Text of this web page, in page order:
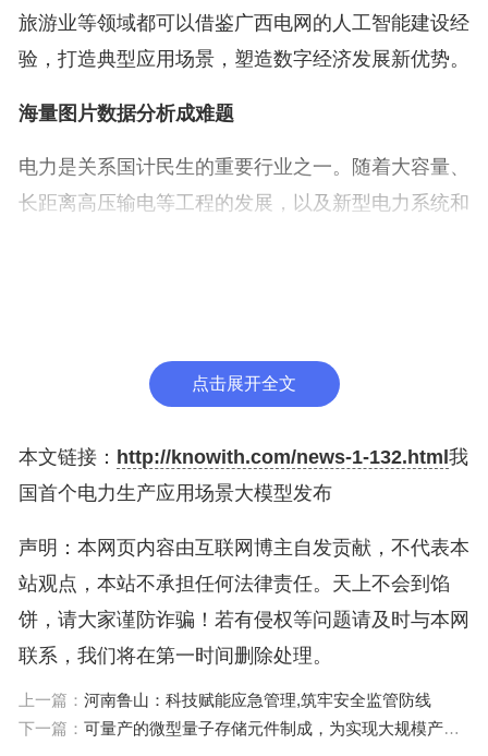
旅游业等领域都可以借鉴广西电网的人工智能建设经
验，打造典型应用场景，塑造数字经济发展新优势。
海量图片数据分析成难题
电力是关系国计民生的重要行业之一。随着大容量、
长距离高压输电等工程的发展，以及新型电力系统和
6.72万公里，其中220千伏线路1.87万公里，500千
伏输电线路2400多公里。这些线路75%分布在崇山
护。
行维护方面，无人机和可视化设备逐步规模化应用，
机巡日益广泛，渐渐替代人巡，“跋山涉水、披荆斩
棘”式的电力巡线成为历史。同时，人工智能在巡检
数据分析工作中的应用也不断深化，有效提高了输电
线路巡视工作质量和效率。2023年，广西电网无人
机巡检图片超1400万张，通过调用小模型算法识别
点击展开全文
本文链接： http://knowith.com/news-1-132.html 我
国首个电力生产应用场景大模型发布
声明：本网页内容由互联网博主自发贡献，不代表本
站观点，本站不承担任何法律责任。天上不会到馅
饼，请大家谨防诈骗！若有侵权等问题请及时与本网
联系，我们将在第一时间删除处理。
上一篇： 河南鲁山：科技赋能应急管理,筑牢安全监管防线
下一篇： 可量产的微型量子存储元件制成，为实现大规模产业化铺路